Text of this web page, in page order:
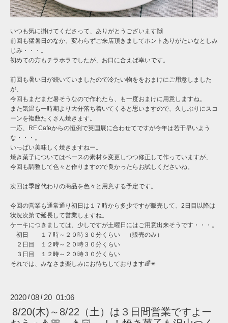
いつも気に掛けてくださって、ありがとうございます🙌
前回も猛暑日のなか、変わらずご来店頂きましてホントありがたいなとしみ
じみ・・・。
初めての方もチラホラでしたが、お口に合えば幸いです。
前回も暑い日が続いていましたので冷たい物ををおまけにご用意しました
が、
今回もまだまだ暑そうなので作れたら、も一度おまけに用意しますね。
また気温も一時期より大分落ち着いてくると思いますので、久しぶりにスコ
ーンを複数たくさん焼きます。
一応、RF Cafeからの恒例で英国展に合わせてですが今年は若干早いよう
な・・・。
いっぱい美味しく焼きますねー。
焼き菓子についてはベースの素材を変更しつつ修正して作っていますが、
今回も調整して色々と作りますので良かったらお試しくださいね。
次回は季節代わりの商品を色々と用意する予定です。
今回の営業も通常通り初日は１７時から多少ですが販売して、2日目以降は
状況次第で延長して営業しますね。
ケーキにつきましては、少しですが土曜日にはご用意出来そうです・・・。
初日 １７時～２０時３０分くらい （販売のみ）
２日目 １２時～２０時３０分くらい
３日目 １２時～２０時３０分くらい
それでは、みなさま楽しみにお待ちしております🌈✴︎
2020 / 08 / 20 01:06
8/20(木)～8/22（土）は３日間営業ですよー